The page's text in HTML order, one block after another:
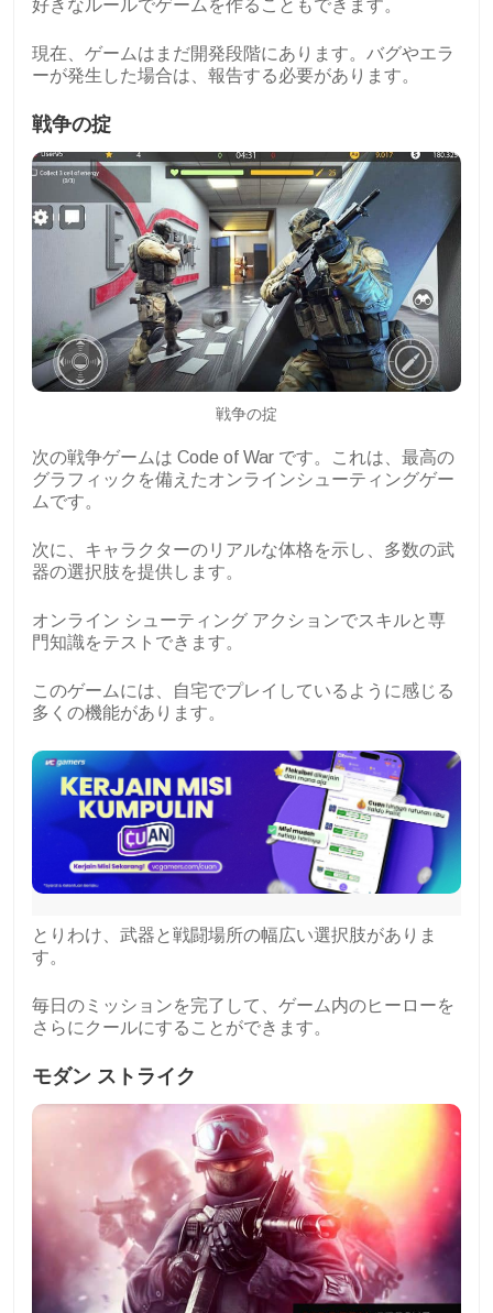
好きなルールでゲームを作ることもできます。
現在、ゲームはまだ開発段階にあります。バグやエラ
ーが発生した場合は、報告する必要があります。
戦争の掟
戦争の掟
次の戦争ゲームは Code of War です。これは、最高の
グラフィックを備えたオンラインシューティングゲー
ムです。
次に、キャラクターのリアルな体格を示し、多数の武
器の選択肢を提供します。
オンライン シューティング アクションでスキルと専
門知識をテストできます。
このゲームには、自宅でプレイしているように感じる
多くの機能があります。
とりわけ、武器と戦闘場所の幅広い選択肢がありま
す。
毎日のミッションを完了して、ゲーム内のヒーローを
さらにクールにすることができます。
モダン ストライク